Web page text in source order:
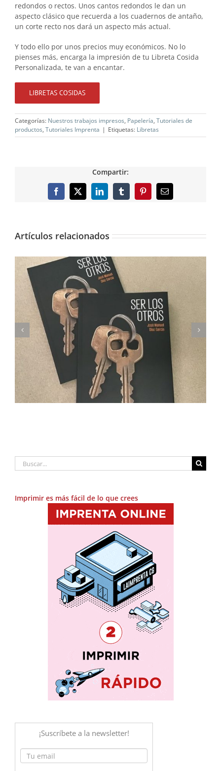
redondos o rectos. Unos cantos redondos le dan un
aspecto clásico que recuerda a los cuadernos de antaño,
un corte recto nos dará un aspecto más actual.
Y todo ello por unos precios muy económicos. No lo
pienses más, encarga la impresión de tu Libreta Cosida
Personalizada, te van a encantar.
LIBRETAS COSIDAS
Categorías: Nuestros trabajos impresos, Papelería, Tutoriales de
productos, Tutoriales Imprenta | Etiquetas: Libretas
Compartir:
Facebook
X LinkedInTumblrPinterestCorreo
electrónico
Artículos relacionados
Imprimimos Proscripti, la nueva novela de Ian S.
Martin
Buscar:
Imprimir es más fácil de lo que crees